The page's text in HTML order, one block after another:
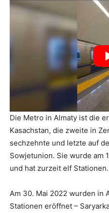
Die Metro in Almaty ist die
Kasachstan, die zweite in
sechzehnte und letzte auf
Sowjetunion. Sie wurde am
und hat zurzeit elf Stationen.
Am 30. Mai 2022 wurden in
Stationen eröffnet –